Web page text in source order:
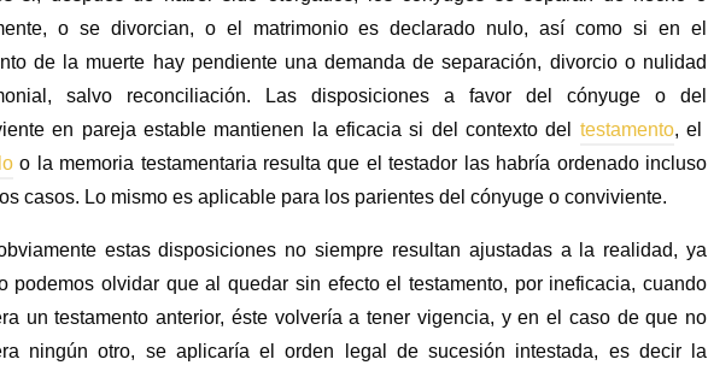
o se divorcian, o el matrimonio es declarado nulo, así como si en el
de la muerte hay pendiente una demanda de separación, divorcio o nulidad
salvo reconciliación. Las disposiciones a favor del cónyuge o del
en pareja estable mantienen la eficacia si del contexto del testamento, el
o la memoria testamentaria resulta que el testador las habría ordenado incluso
casos. Lo mismo es aplicable para los parientes del cónyuge o conviviente.
estas disposiciones no siempre resultan ajustadas a la realidad, ya
podemos olvidar que al quedar sin efecto el testamento, por ineficacia, cuando
un testamento anterior, éste volvería a tener vigencia, y en el caso de que no
ningún otro, se aplicaría el orden legal de sucesión intestada, es decir la